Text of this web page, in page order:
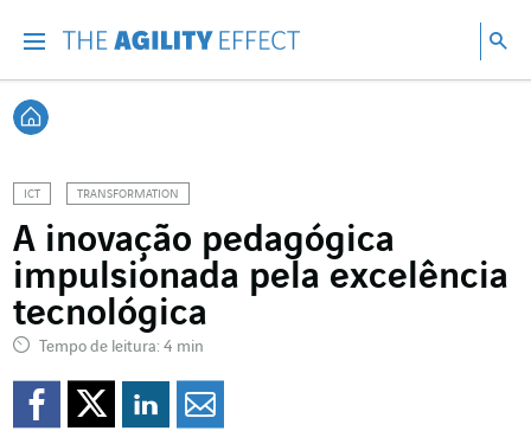
Voltar à página inicial
ICT TRANSFORMATION
A inovação pedagógica
impulsionada pela excelência
tecnológica
Tempo de leitura: 4 min
Compartilhar no
Compartilhar no
Compartilhar no